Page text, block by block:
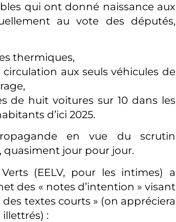
qui ont donné naissance aux
au vote des députés,
thermiques,
aux seuls véhicules de
de huit voitures sur 10 dans les
d’ici 2025.
en vue du scrutin
quasiment jour pour jour.
(EELV, pour les intimes) a
des « notes d’intention » visant
textes courts » (on appréciera
: